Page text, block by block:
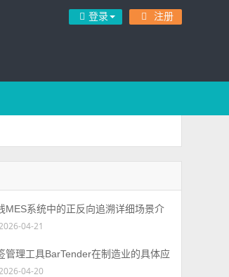
登录 注册
MES系统中的正反向追溯详细场景介
2026-04-21
管理工具BarTender在制造业的具体应
2026-04-20